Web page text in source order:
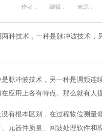
作者： 编辑： 来源：
种技术，一种是脉冲波技术
脉冲波技术，另一种是调频
应用上各有特点。那么就有人
有根本区别，在过程物位测
元器件质量、回波处理软件和